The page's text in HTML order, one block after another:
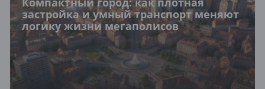
застройка и умный транспорт меняют
логику жизни мегаполисов